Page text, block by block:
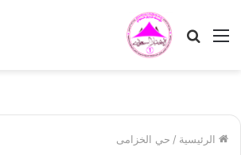
القائمة بحث
الرئيسية / حي الخزامى